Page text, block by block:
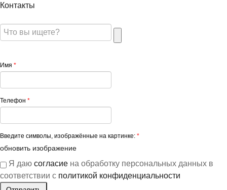
Контакты
Имя *
Телефон *
Введите символы, изображённые на картинке: *
обновить изображение
Я даю согласие на обработку персональных данных в
соответствии с политикой конфиденциальности